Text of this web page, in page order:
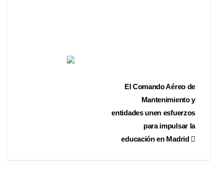
El Comando Aéreo de
Mantenimiento y
entidades unen esfuerzos
para impulsar la
educación en Madrid